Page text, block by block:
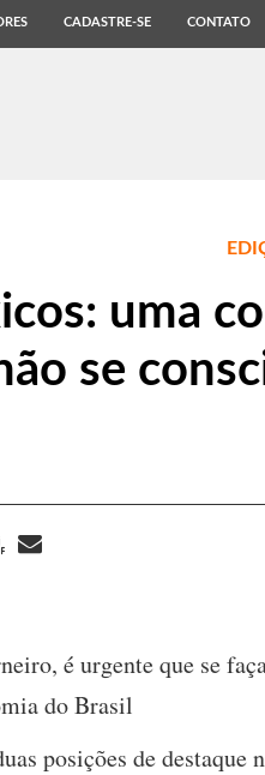
CADASTRE-SE CONTATO
uma
se
é urgente que se
do Brasil
posições de